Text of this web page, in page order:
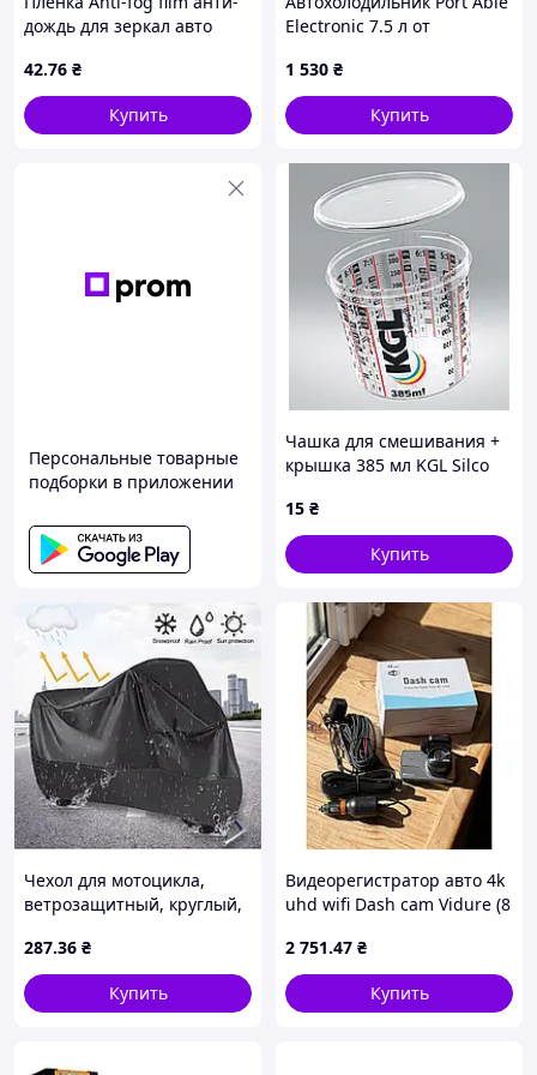
дождь для зеркал авто
42.76 ₴
Купить
Electronic 7.5 л от
функцией нагрева
1 530 ₴
Купить
Персональные товарные
подборки в приложении
Чашка для смешивания +
крышка 385 мл KGL Silco
15 ₴
Купить
Чехол для мотоцикла,
ветрозащитный, круглый,
210T, M-размер 269 (100)
287.36 ₴
Купить
Видеорегистратор авто 4k
uhd wifi Dash cam Vidure (8
2 751.47 ₴
Купить